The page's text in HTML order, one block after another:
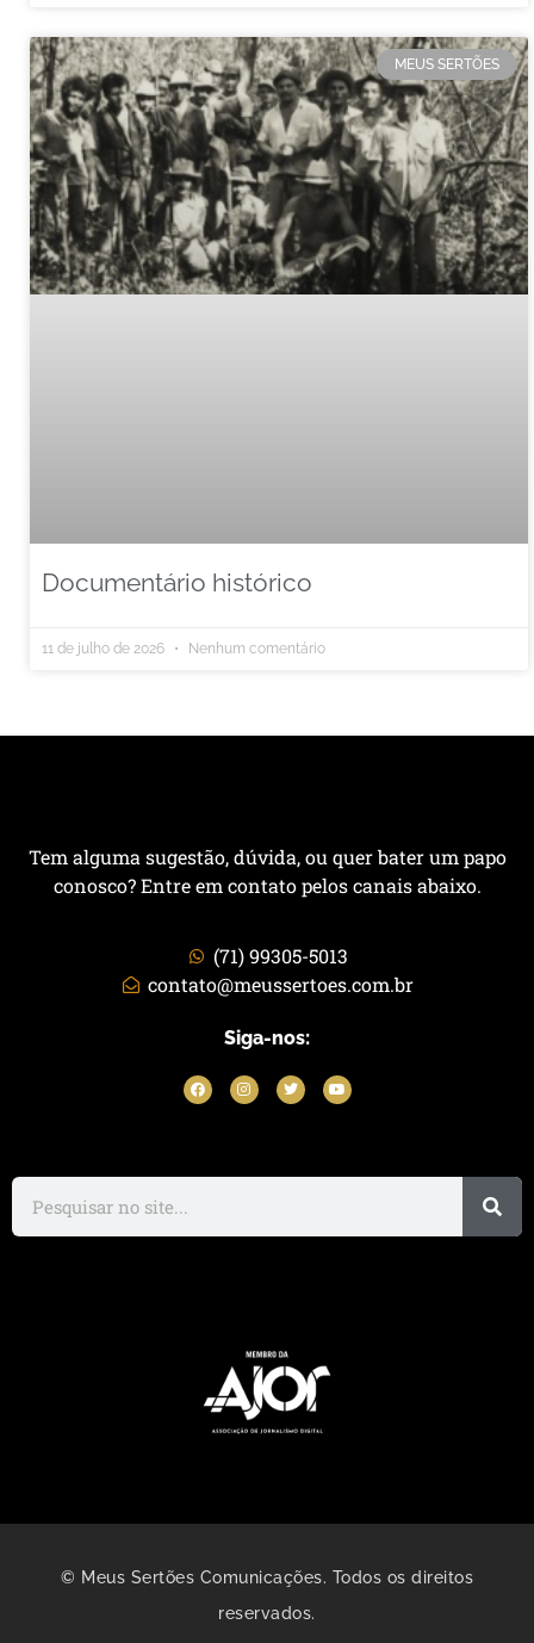
MEUS SERTÕES
Documentário histórico
11 de julho de 2026 Nenhum comentário
Tem alguma sugestão, dúvida, ou quer bater um papo
conosco? Entre em contato pelos canais abaixo.
(71) 99305-5013
contato@meussertoes.com.br
Siga-nos:
© Meus Sertões Comunicações. Todos os direitos
reservados.